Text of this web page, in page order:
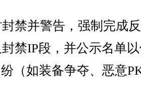
禁并警告，强制完成
禁IP段，并公示名单
（如装备争夺、恶意